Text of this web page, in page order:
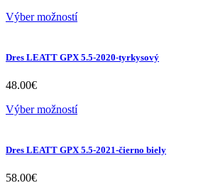
Výber možností
Dres LEATT GPX 5.5-2020-tyrkysový
48.00€
Výber možností
Dres LEATT GPX 5.5-2021-čierno biely
58.00€